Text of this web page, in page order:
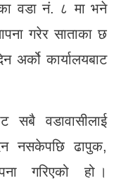
वडा नं. ८ मा भने
गरेर साताका छ
अर्को कार्यालयबाट
सबै वडावासीलाई
नसकेपछि ढापुक,
गरिएको हो ।